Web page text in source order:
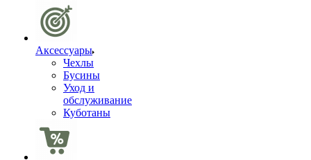
Аксессуары
Чехлы
Бусины
Уход и
обслуживание
Куботаны